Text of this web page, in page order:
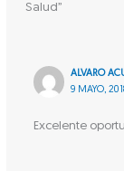
Salud”
ALVARO
9 MAYO,
Excelente